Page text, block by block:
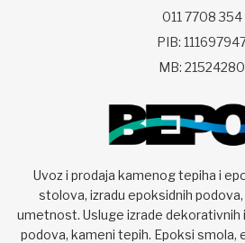
011 7708 354
PIB:
MB: 21524280
Uvoz i prodaja kamenog tepiha i
stolova, izradu epoksidnih podova,
umetnost. Usluge izrade dekorativnih
podova, kameni tepih. Epoksi smola,